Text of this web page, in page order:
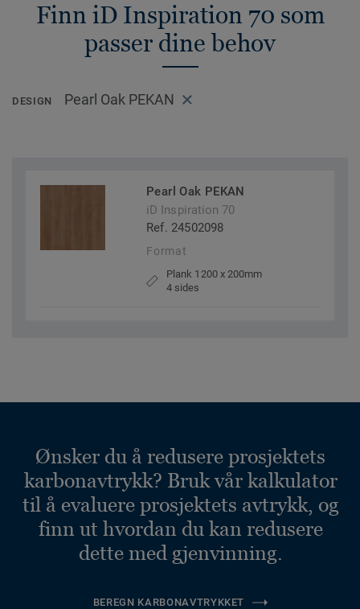
Finn iD Inspiration 70 som
passer dine behov
DESIGN Pearl Oak PEKAN
Pearl Oak PEKAN
iD Inspiration 70
Ref. 24502098
Format
Plank 1200 x 200mm
4 sides
Ønsker du å redusere prosjektets
karbonavtrykk? Bruk vår kalkulator
til å evaluere prosjektets avtrykk, og
finn ut hvordan du kan redusere
dette med gjenvinning.
BEREGN KARBONAVTRYKKET